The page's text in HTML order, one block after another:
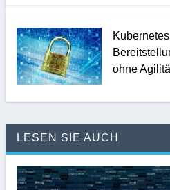
ohne
LESEN SIE AUCH